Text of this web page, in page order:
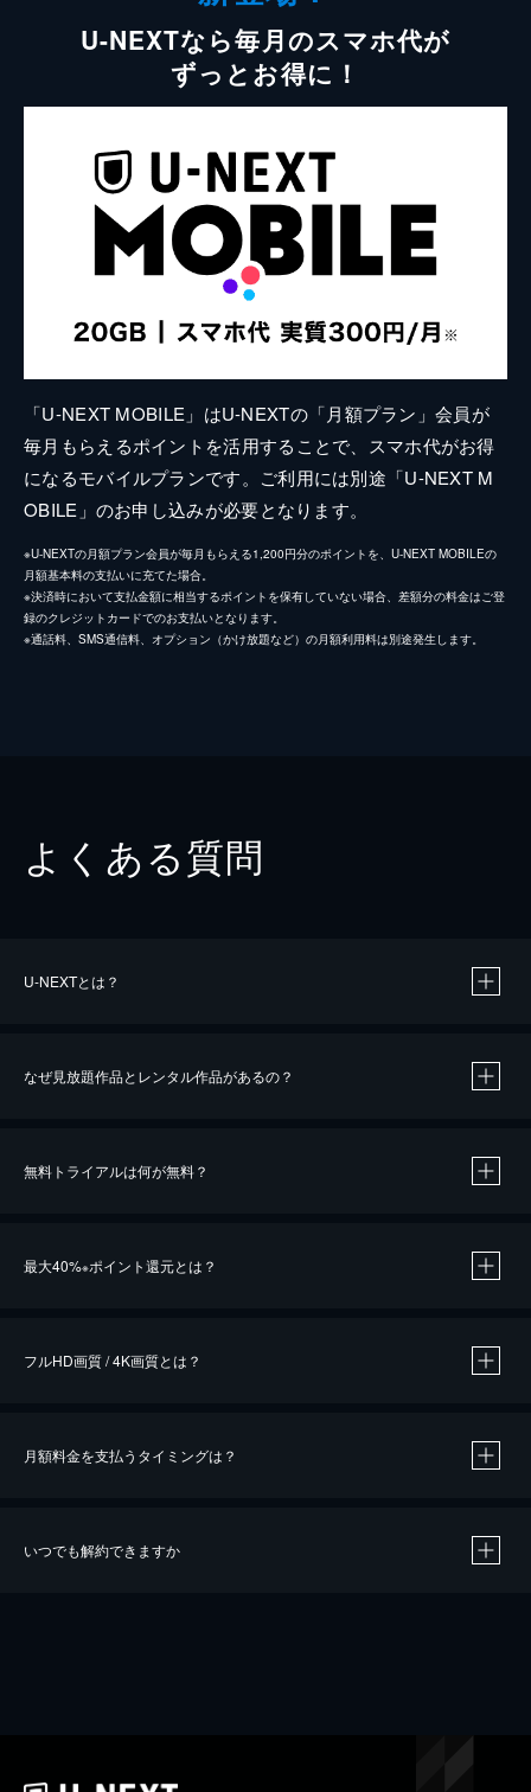
U-NEXTなら毎月のスマホ代が
ずっとお得に！
「U-NEXT MOBILE」はU-NEXTの「月額プラン」会員が
毎月もらえるポイントを活用することで、スマホ代がお得
になるモバイルプランです。ご利用には別途「U-NEXT M
OBILE」のお申し込みが必要となります。
※U-NEXTの月額プラン会員が毎月もらえる1,200円分のポイントを、U-NEXT MOBILEの
月額基本料の支払いに充てた場合。
※決済時において支払金額に相当するポイントを保有していない場合、差額分の料金はご登
録のクレジットカードでのお支払いとなります。
※通話料、SMS通信料、オプション（かけ放題など）の月額利用料は別途発生します。
よくある質問
U-NEXTとは？
なぜ見放題作品とレンタル作品があるの？
無料トライアルは何が無料？
最大40%※ポイント還元とは？
※40％ポイント還元の対象は、クレジットカード決済による作品の購入 / レンタルです。
iOSアプリのUコイン決済による作品の購入 / レンタルは、20％のポイント還元です。
フルHD画質 / 4K画質とは？
月額料金を支払うタイミングは？
いつでも解約できますか